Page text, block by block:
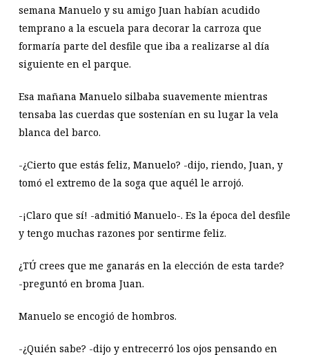
semana Manuelo y su amigo Juan habían acudido
temprano a la escuela para decorar la carroza que
formaría parte del desfile que iba a realizarse al día
siguiente en el parque.
Esa mañana Manuelo silbaba suavemente mientras
tensaba las cuerdas que sostenían en su lugar la vela
blanca del barco.
-¿Cierto que estás feliz, Manuelo? -dijo, riendo, Juan, y
tomó el extremo de la soga que aquél le arrojó.
-¡Claro que sí! -admitió Manuelo-. Es la época del desfile
y tengo muchas razones por sentirme feliz.
¿TÚ crees que me ganarás en la elección de esta tarde?
-preguntó en broma Juan.
Manuelo se encogió de hombros.
-¿Quién sabe? -dijo y entrecerró los ojos pensando en